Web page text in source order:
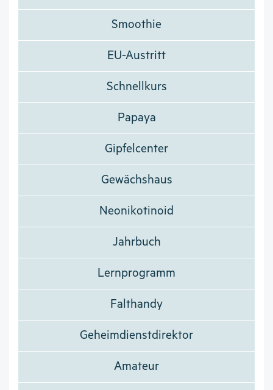
Smoothie
EU-Austritt
Schnellkurs
Papaya
Gipfelcenter
Gewächshaus
Neonikotinoid
Jahrbuch
Lernprogramm
Falthandy
Geheimdienstdirektor
Amateur